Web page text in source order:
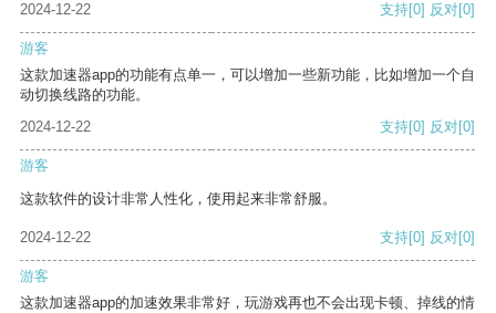
2024-12-22
支持[0] 反对[0]
游客
这款加速器app的功能有点单一，可以增加一些新功能，比如增加一个自
动切换线路的功能。
2024-12-22
支持[0] 反对[0]
游客
这款软件的设计非常人性化，使用起来非常舒服。
2024-12-22 支持[0] 反对[0]
游客
这款加速器app的加速效果非常好，玩游戏再也不会出现卡顿、掉线的情